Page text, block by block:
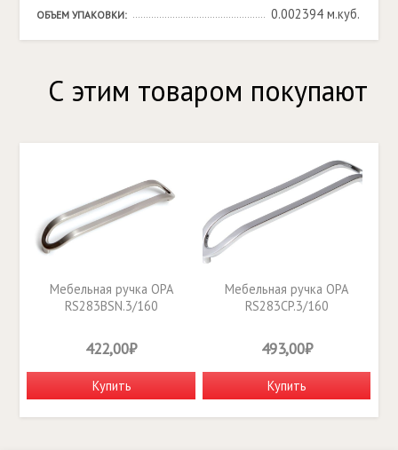
ОБЪЕМ УПАКОВКИ: 0.002394 м.куб.
С этим товаром покупают
Мебельная ручка OPA
RS283BSN.3/160
422,00₽
Купить
Мебельная ручка OPA
RS283CP.3/160
493,00₽
Купить